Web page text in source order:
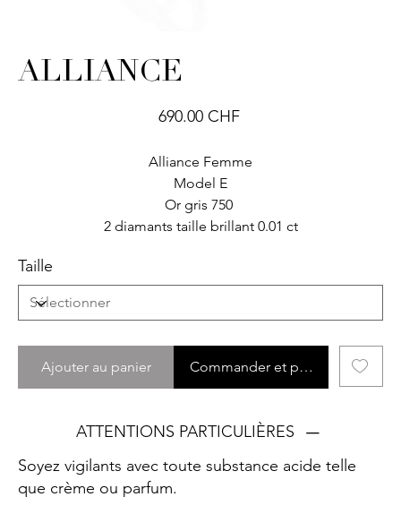
ALLIANCE
Prix
690.00 CHF
Alliance Femme
Model E
Or gris 750
2 diamants taille brillant 0.01 ct
Taille
Ajouter au panier Commander et payer
ATTENTIONS PARTICULIÈRES
Soyez vigilants avec toute substance acide telle
que crème ou parfum.